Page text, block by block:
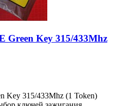
Green Key 315/433Mhz
Key 315/433Mhz (1 Token)